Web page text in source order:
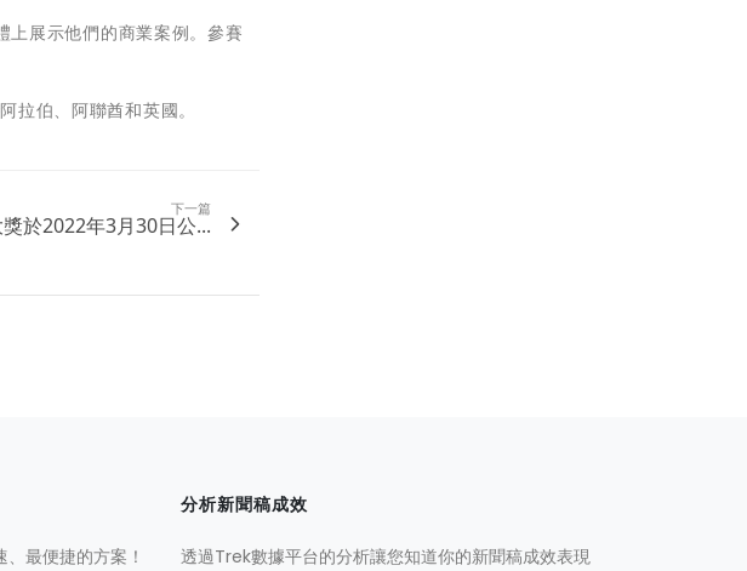
上展示他們的商業案例。參賽
伯、阿聯酋和英國。
下一篇
於2022年3月30日公...
最便捷的方案！
分析新聞稿成效
透過Trek數據平台的分析讓您知道你的新聞稿成效表現